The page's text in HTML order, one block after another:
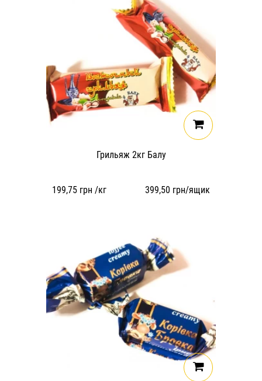
Грильяж 2кг Балу
199,75 грн /кг 399,50 грн/ящик